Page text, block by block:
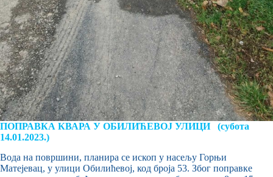
ПОПРАВКА КВАРА У ОБИЛИЋЕВОЈ УЛИЦИ (субота
14.01.2023.)
Вода на површини, планира се ископ у насељу Горњи
Матејевац, у улици Обилићевој, код броја 53. Због поправке